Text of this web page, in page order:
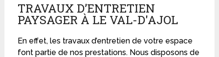
TRAVAUX D’ENTRETIEN
PAYSAGER À LE VAL-D'AJOL
En effet, les travaux d’entretien de votre espace
font partie de nos prestations. Nous disposons de